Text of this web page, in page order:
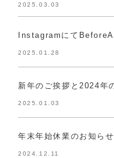
2025.03.03
Instagramにて
2025.01.28
新年のご挨拶と2024年
2025.01.03
年末年始休業のお知ら
2024.12.11